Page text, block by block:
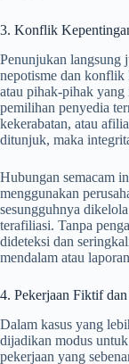
3. Konflik
Penunjukan langsung
nepotisme dan konflik
atau pihak-pihak
pemilihan penyedia
kekerabatan, atau
ditunjuk, maka
Hubungan semacam
menggunakan
sesungguhnya
terafiliasi. Tanpa
dideteksi dan
mendalam atau
4. Pekerjaan Fiktif
Dalam kasus yang
dijadikan modus
pekerjaan yang